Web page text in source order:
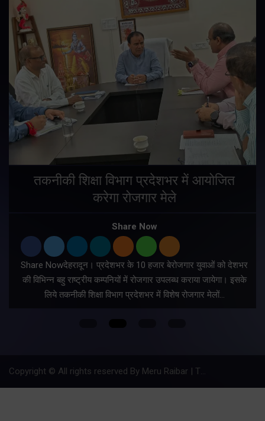
तकनीकी शिक्षा विभाग प्रदेशभर में आयोजित
करेगा रोजगार मेले
Share Now
Share Nowदेहरादून। प्रदेशभर के 10 हजार बेरोजगार युवाओं को देशभर
की विभिन्न बहु राष्ट्रीय कम्पनियों में रोजगार उपलब्ध कराया जायेगा। इसके
लिये तकनीकी शिक्षा विभाग प्रदेशभर में विशेष रोजगार मेलों…
Copyright © All rights reserved By Meru Raibar | Theme by